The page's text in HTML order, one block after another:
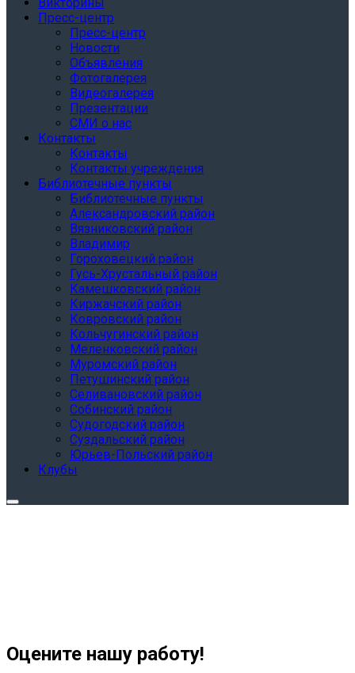
Викторины
Пресс-центр
Пресс-центр
Новости
Объявления
Фотогалерея
Видеогалерея
Презентации
СМИ о нас
Контакты
Контакты
Контакты учреждения
Библиотечные пункты
Библиотечные пункты
Александровский район
Вязниковский район
Владимир
Гороховецкий район
Гусь-Хрустальный район
Камешковский район
Киржачский район
Ковровский район
Кольчугинский район
Меленковский район
Муромский район
Петушинский район
Селивановский район
Собинский район
Судогодский район
Суздальский район
Юрьев-Польский район
Клубы
Оцените нашу работу!